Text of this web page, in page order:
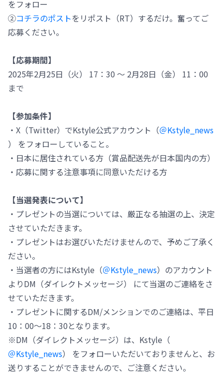
をフォロー
②コチラのポストをリポスト（RT）するだけ。奮ってご
応募ください。
【応募期間】
2025年2月25日（火） 17：30 ～ 2月28日（金） 11：00
まで
【参加条件】
・X（Twitter）でKstyle公式アカウント（＠Kstyle_news
） をフォローしていること。
・日本に居住されている方（賞品配送先が日本国内の方）
・応募に関する注意事項に同意いただける方
【当選発表について】
・プレゼントの当選については、厳正なる抽選の上、決定
させていただきます。
・プレゼントはお選びいただけませんので、予めご了承く
ださい。
・当選者の方にはKstyle（＠Kstyle_news）のアカウント
よりDM（ダイレクトメッセージ） にて当選のご連絡をさ
せていただきます。
・プレゼントに関するDM/メンションでのご連絡は、平日
10：00～18：30となります。
※DM（ダイレクトメッセージ）は、Kstyle（
＠Kstyle_news） をフォローいただいておりませんと、お
送りすることができませんので、ご注意ください。